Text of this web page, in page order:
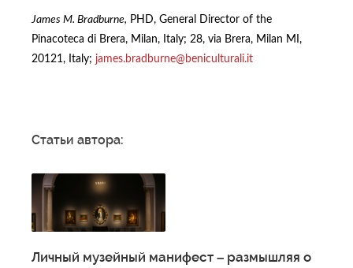
James M. Bradburne, PHD, General Director of the
Pinacoteca di Brera, Milan, Italy; 28, via Brera, Milan MI,
20121, Italy; james.bradburne@beniculturali.it
Статьи автора:
Личный музейный манифест – размышляя о